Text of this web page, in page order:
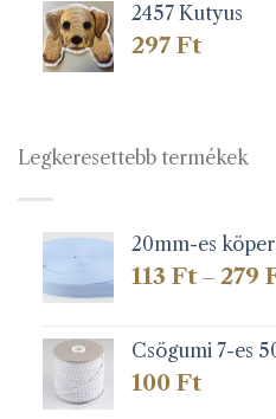
2457 Kutyus
297 Ft
Legkeresettebb termékek
20mm-es
113 Ft – 279
Csögumi 7-es
100 Ft